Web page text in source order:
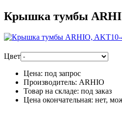
Крышка тумбы
Цвет
Цена: под запрос
Производитель: ARHIO
Товар на складе: под заказ
Цена окончательная: нет,